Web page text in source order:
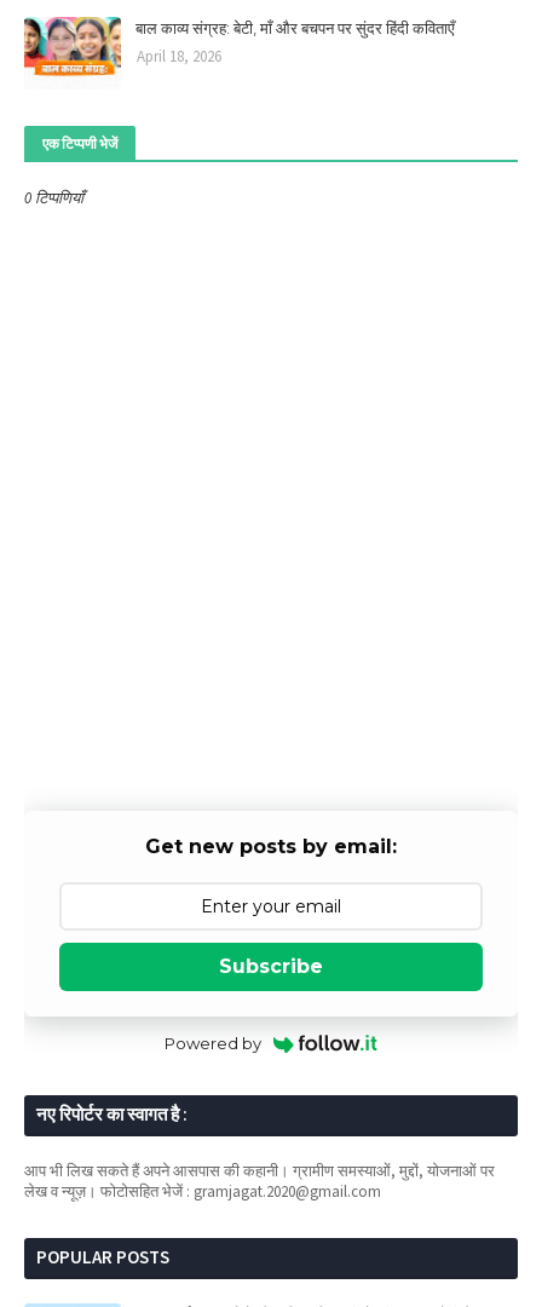
बाल काव्य संग्रह: बेटी, माँ और बचपन पर सुंदर हिंदी कविताएँ
April 18, 2026
एक टिप्पणी भेजें
0 टिप्पणियाँ
Get new posts by email:
Subscribe
Powered by
नए रिपोर्टर का स्वागत है :
आप भी लिख सकते हैं अपने आसपास की कहानी। ग्रामीण समस्याओं, मुद्दों, योजनाओं पर
लेख व न्यूज़। फोटोसहित भेजें : gramjagat.2020@gmail.com
POPULAR POSTS